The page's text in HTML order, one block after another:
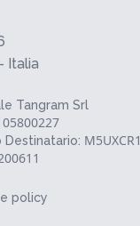
Italia
Tangram Srl
Destinatario: M5UXCR1
policy